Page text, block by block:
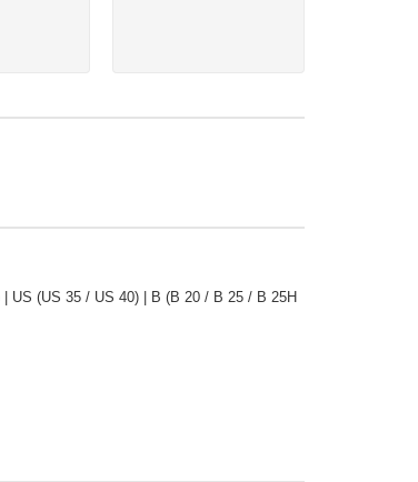
US (US 35 / US 40) | B (B 20 / B 25 / B 25H